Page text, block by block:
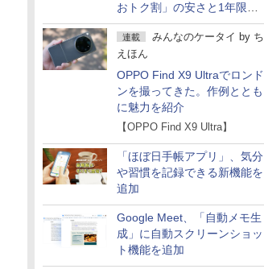
おトク割」の安さと1年限定
の注意点
連載 みんなのケータイ by ち
えほん
OPPO Find X9 Ultraでロンド
ンを撮ってきた。作例ととも
に魅力を紹介
【OPPO Find X9 Ultra】
「ほぼ日手帳アプリ」、気分
や習慣を記録できる新機能を
追加
Google Meet、「自動メモ生
成」に自動スクリーンショッ
ト機能を追加